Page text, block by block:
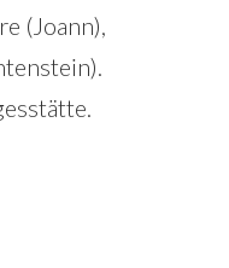
(Joann),